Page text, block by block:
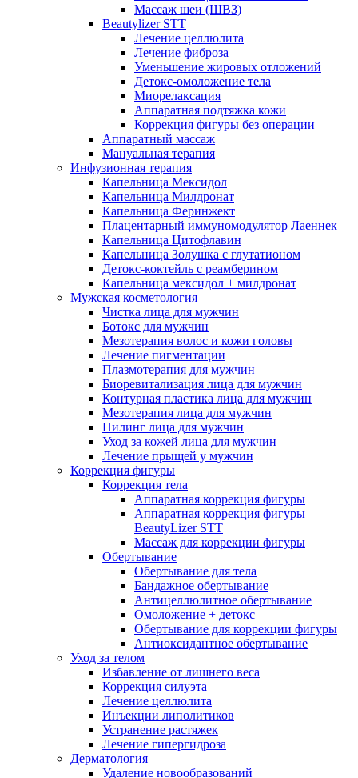
Массаж шеи (ШВЗ)
Beautylizer STT
Лечение целлюлита
Лечение фиброза
Уменьшение жировых отложений
Детокс-омоложение тела
Миорелаксация
Аппаратная подтяжка кожи
Коррекция фигуры без операции
Аппаратный массаж
Мануальная терапия
Инфузионная терапия
Капельница Мексидол
Капельница Милдронат
Капельница Феринжект
Плацентарный иммуномодулятор Лаеннек
Капельница Цитофлавин
Капельница Золушка с глутатионом
Детокс-коктейль с реамберином
Капельница мексидол + милдронат
Мужская косметология
Чистка лица для мужчин
Ботокс для мужчин
Мезотерапия волос и кожи головы
Лечение пигментации
Плазмотерапия для мужчин
Биоревитализация лица для мужчин
Контурная пластика лица для мужчин
Мезотерапия лица для мужчин
Пилинг лица для мужчин
Уход за кожей лица для мужчин
Лечение прыщей у мужчин
Коррекция фигуры
Коррекция тела
Аппаратная коррекция фигуры
Аппаратная коррекция фигуры
BeautyLizer STT
Массаж для коррекции фигуры
Обертывание
Обертывание для тела
Бандажное обертывание
Антицеллюлитное обертывание
Омоложение + детокс
Обертывание для коррекции фигуры
Антиоксидантное обертывание
Уход за телом
Избавление от лишнего веса
Коррекция силуэта
Лечение целлюлита
Инъекции липолитиков
Устранение растяжек
Лечение гипергидроза
Дерматология
Удаление новообразований